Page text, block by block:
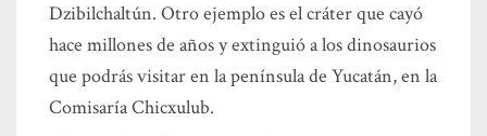
Dzibilchaltún. Otro ejemplo es el cráter que cayó
hace millones de años y extinguió a los dinosaurios
que podrás visitar en la península de Yucatán, en la
Comisaría Chicxulub.